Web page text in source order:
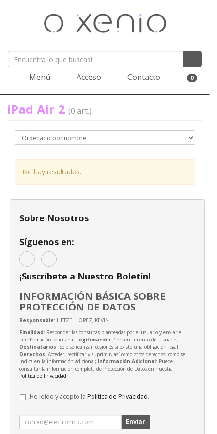
Menú Acceso Contacto 0
iPad Air 2 (0 art.)
No hay resultados.
Sobre Nosotros
Síguenos en:
¡Suscríbete a Nuestro Boletín!
INFORMACIÓN BÁSICA SOBRE
PROTECCIÓN DE DATOS
Responsable: HETZEL LOPEZ, KEVIN
Finalidad: Responder las consultas planteadas por el usuario y enviarle
la información solicitada; Legitimación: Consentimiento del usuario;
Destinatarios: Solo se realizan cesiones si existe una obligación legal;
Derechos: Acceder, rectificar y suprimir, así como otros derechos, como se
indica en la información adicional; Información Adicional: Puede
consultar la información completa de Protección de Datos en nuestra
Política de Privacidad.
He leído y acepto la Política de Privacidad.
Enviar